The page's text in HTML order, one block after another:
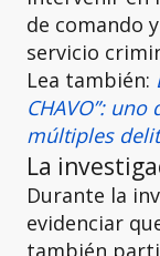
de comando
servicio
Lea también:
CHAVO”:
múltiples
La
Durante la
evidenciar
también